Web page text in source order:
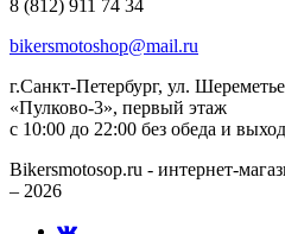
8 (812) 911 74 34
bikersmotoshop@mail.ru
г.Санкт-Петербург, ул.
«Пулково-3», первый этаж
с 10:00 до 22:00 без обеда и
Bikersmotosop.ru - интернет-
– 2026